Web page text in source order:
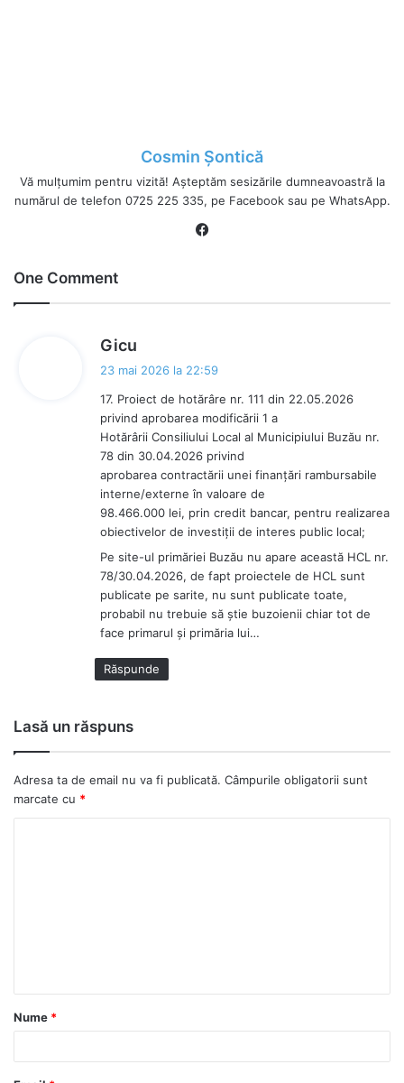
Cosmin Șontică
Vă mulțumim pentru vizită! Așteptăm sesizările dumneavoastră la
numărul de telefon 0725 225 335, pe Facebook sau pe WhatsApp.
One Comment
Gicu
p
n
e
:
23 mai 2026 la 22:59
17. Proiect de hotărâre nr. 111 din 22.05.2026
privind aprobarea modificării 1 a
Hotărârii Consiliului Local al Municipiului Buzău nr.
78 din 30.04.2026 privind
aprobarea contractării unei finanţări rambursabile
interne/externe în valoare de
98.466.000 lei, prin credit bancar, pentru realizarea
obiectivelor de investiții de interes public local;
Pe site-ul primăriei Buzău nu apare această HCL nr.
78/30.04.2026, de fapt proiectele de HCL sunt
publicate pe sarite, nu sunt publicate toate,
probabil nu trebuie să știe buzoienii chiar tot de
face primarul și primăria lui…
Răspunde
Lasă un răspuns
Adresa ta de email nu va fi publicată. Câmpurile obligatorii sunt
marcate cu *
a
r
Nume *